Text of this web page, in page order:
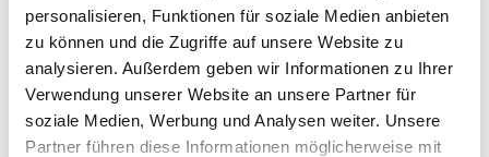
personalisieren, Funktionen für soziale Medien anbieten
zu können und die Zugriffe auf unsere Website zu
analysieren. Außerdem geben wir Informationen zu Ihrer
Verwendung unserer Website an unsere Partner für
soziale Medien, Werbung und Analysen weiter. Unsere
Partner führen diese Informationen möglicherweise mit